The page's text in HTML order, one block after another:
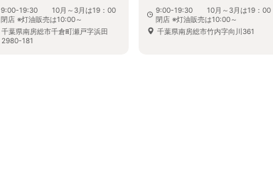
9:00-19:30 10月～3月は19：00
閉店 ※灯油販売は10:00～
千葉県南房総市千倉町瀬戸字浜田
2980-181
9:00-19:30 10月～3月は19：00
閉店 ※灯油販売は10:00～
千葉県南房総市竹内字向川361